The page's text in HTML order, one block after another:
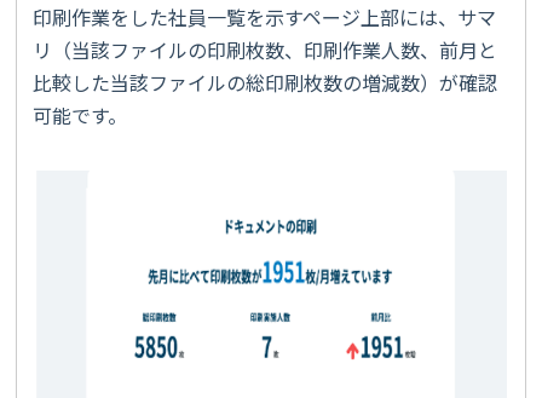
印刷作業をした社員一覧を示すページ上部には、サマ
リ（当該ファイルの印刷枚数、印刷作業人数、前月と
比較した当該ファイルの総印刷枚数の増減数）が確認
可能です。